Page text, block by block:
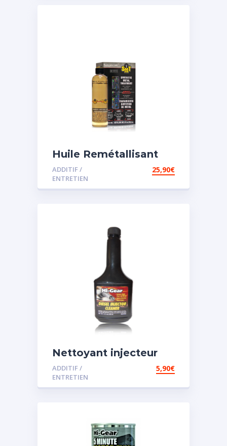
Huile Remétallisant
Moteur SMT2
ADDITIF /
ENTRETIEN
25,90€
Nettoyant injecteur
diesel
ADDITIF /
ENTRETIEN
5,90€